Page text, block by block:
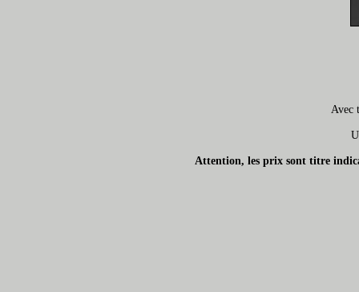
Avec
Attention, les prix sont titre